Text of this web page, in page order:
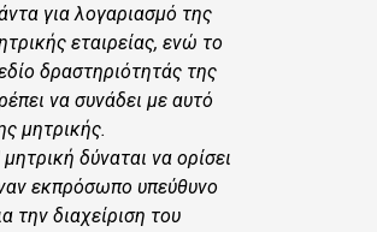
για λογαριασμό της
εταιρείας, ενώ το
δραστηριότητάς της
να συνάδει με αυτό
μητρικής.
δύναται να ορίσει
εκπρόσωπο υπεύθυνο
την διαχείριση του